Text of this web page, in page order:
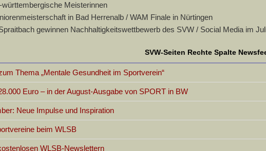
württembergische Meisterinnen
in Bad Herrenalb / WAM Finale in Nürtingen
gewinnen Nachhaltigkeitswettbewerb des SVW / Social Media im
SVW-Seiten Rechte Spalte
Thema „Mentale Gesundheit im Sportverein“
Euro – in der August-Ausgabe von SPORT in BW
Neue Impulse und Inspiration
beim WLSB
WLSB-Newslettern